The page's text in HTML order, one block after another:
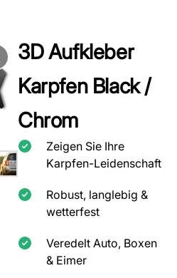
3D Aufkleber
Karpfen Black /
Chrom
Zeigen Sie Ihre
Karpfen-Leidenschaft
Robust, langlebig &
wetterfest
Veredelt Auto, Boxen
& Eimer